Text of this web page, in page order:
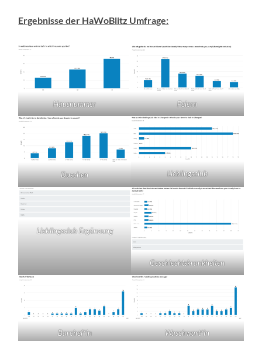
Ergebnisse der HaWoBlitz Umfrage:
Hausnummer Feiern
Duschen Lieblingsclub
Lieblingsclub Ergänzung
Geschlechtskrankheiten
Barchef*in Waschwart*in